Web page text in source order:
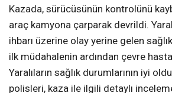
Kazada, sürücüsünün kontrolünü
araç kamyona çarparak devrildi.
ihbarı üzerine olay yerine gelen
ilk müdahalenin ardından çevre
Yaralıların sağlık durumlarının iyi
polisleri, kaza ile ilgili detaylı